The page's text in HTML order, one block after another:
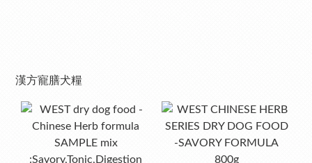
漢方寵膳犬糧